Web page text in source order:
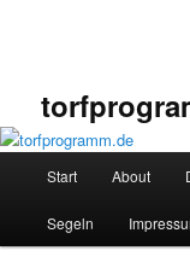
Start About
Segeln